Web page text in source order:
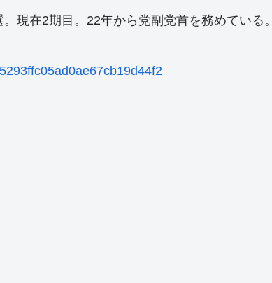
現在2期目。22年から党副党首を務めている。